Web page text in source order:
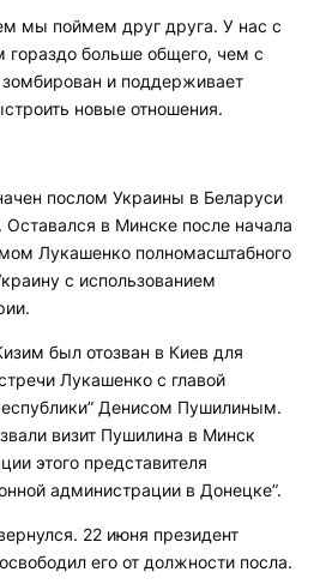
мы поймем друг друга. У нас с
гораздо больше общего, чем с
и поддерживает
новые отношения.
послом Украины в Беларуси
Оставался в Минске после начала
Лукашенко полномасштабного
с использованием
был отозван в Киев для
Лукашенко с главой
Денисом Пушилиным.
визит Пушилина в Минск
этого представителя
администрации в Донецке”.
22 июня президент
его от должности посла.